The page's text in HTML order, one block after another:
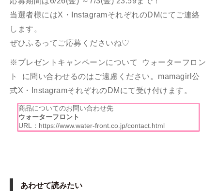
当選者様にはX・InstagramそれぞれのDMにてご連絡
します。
ぜひふるってご応募くださいね♡
※プレゼントキャンペーンについて ウォーターフロン
ト に問い合わせるのはご遠慮ください。mamagirl公
式X・InstagramそれぞれのDMにて受け付けます。
商品についてのお問い合わせ先
ウォーターフロント
URL： https://www.water-front.co.jp/contact.html
あわせて読みたい